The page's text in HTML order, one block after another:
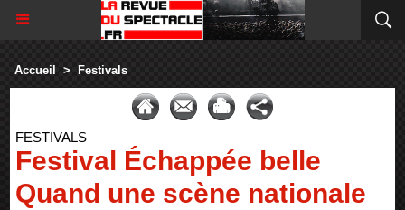
Accueil > Festivals
FESTIVALS
Festival Échappée belle
Quand une scène nationale